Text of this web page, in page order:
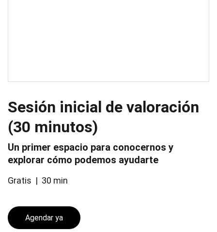
Sesión inicial de valoración
(30 minutos)
Un primer espacio para conocernos y
explorar cómo podemos ayudarte
Gratis 30 min
Agendar ya